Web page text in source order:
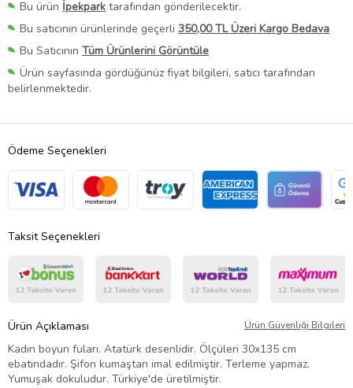
Bu ürün İpekpark tarafından gönderilecektir.
Bu satıcının ürünlerinde geçerli 350,00 TL Üzeri Kargo Bedava
Bu Satıcının Tüm Ürünlerini Görüntüle
Ürün sayfasında gördüğünüz fiyat bilgileri, satıcı tarafından
belirlenmektedir.
Ödeme Seçenekleri
Taksit Seçenekleri
Ürün Açıklaması Ürün Güvenliği Bilgileri
Kadın boyun fuları. Atatürk desenlidir. Ölçüleri 30x135 cm
ebatındadır. Şifon kumaştan imal edilmiştir. Terleme yapmaz.
Yumuşak dokuludur. Türkiye'de üretilmiştir.